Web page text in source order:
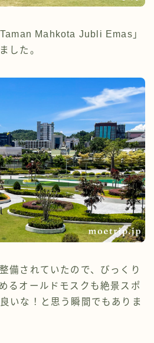
Mahkota Jubli Emas」
した。
備されていたので、びっくり
るオールドモスクも絶景スポ
いな！と思う瞬間でもありま